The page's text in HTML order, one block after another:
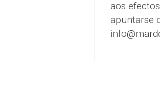
aos
apuntarse